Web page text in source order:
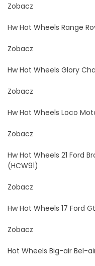
Zobacz
Hw Hot Wheels Range
Zobacz
Hw Hot Wheels Glory
Zobacz
Hw Hot Wheels Loco
Zobacz
Hw Hot Wheels 21 Ford
(HCW91)
Zobacz
Hw Hot Wheels 17 Ford
Zobacz
Hot Wheels Big-air Bel-